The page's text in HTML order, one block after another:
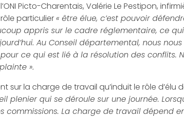
Picto-Charentais, Valérie Le Pestipon,
particulier « être élue, c’est pouvoir
appris sur le cadre réglementaire, ce
Au Conseil départemental, nous
ce qui est lié à la résolution des conflits.
».
sur la charge de travail qu’induit le rôle d’élu
plenier qui se déroule sur une journée.
commissions. La charge de travail dépend